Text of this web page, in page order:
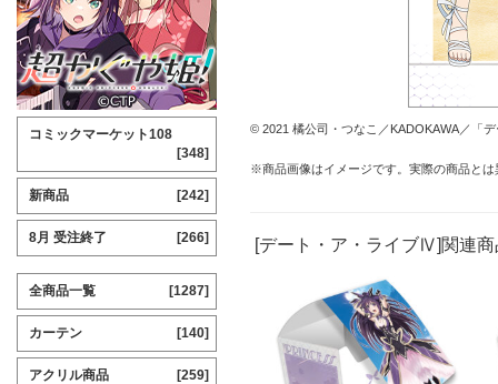
© 2021 橘公司・つなこ／KADOKAWA／「
※商品画像はイメージです。実際の商品と
[デート・ア・ライブⅣ]関連商
コミックマーケット108
[348]
新商品 [242]
8月 受注終了 [266]
全商品一覧 [1287]
カーテン [140]
アクリル商品 [259]